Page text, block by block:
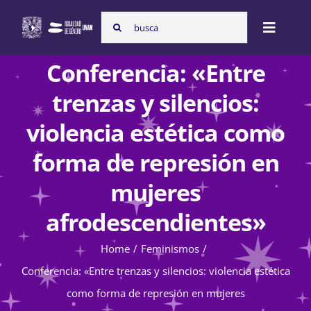
content
Search
for:
Toggle
Inicio
Nosotras
Programas
Atención de la violencia de género
Cursos
Conferencia: «Entre
trenzas y silencios:
violencia estética como
forma de represión en
mujeres
afrodescendientes»
Home
Feminismos
Conferencia: «Entre trenzas y silencios: violencia estética
como forma de represión en mujeres